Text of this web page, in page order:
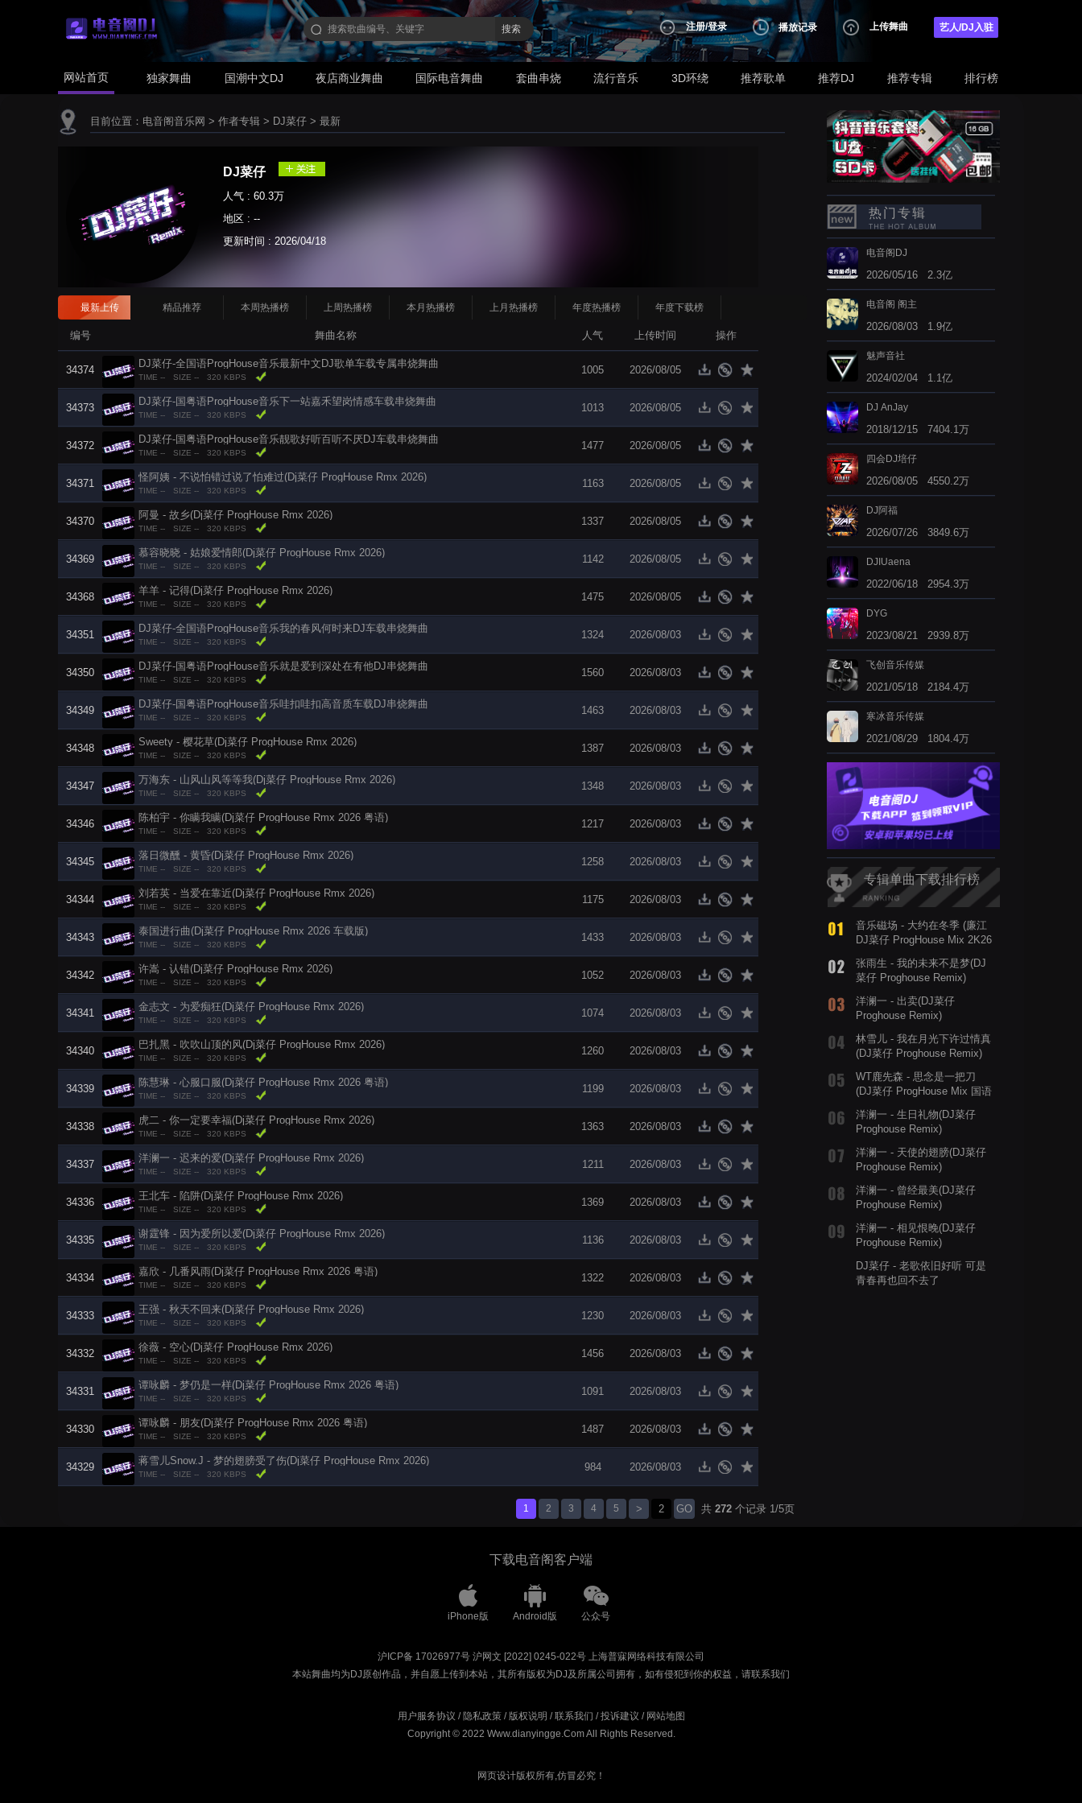
搜索 注册/登录 播放记录 上传舞曲 艺人/DJ入驻
网站首页 独家舞曲 国潮中文DJ 夜店商业舞曲 国际电音舞曲 套曲串烧 流行音乐 3D环绕 推荐歌单 推荐DJ 推荐专辑 排行榜
目前位置： 电音阁音乐网 > 作者专辑 > DJ菜仔 > 最新
DJ菜仔
人气 : 60.3万
地区 : --
更新时间 : 2026/04/18
最新上传 精品推荐 本周热播榜 上周热播榜 本月热播榜 上月热播榜 年度热播榜 年度下载榜
编号 舞曲名称 人气 上传时间 操作
34374
DJ菜仔-全国语ProgHouse音乐最新中文DJ歌单车载专属串烧舞曲
TIME -- SIZE -- 320 KBPS
1005 2026/08/05
34373
DJ菜仔-国粤语ProgHouse音乐下一站嘉禾望岗情感车载串烧舞曲
TIME -- SIZE -- 320 KBPS
1013 2026/08/05
34372
DJ菜仔-国粤语ProgHouse音乐靓歌好听百听不厌DJ车载串烧舞曲
TIME -- SIZE -- 320 KBPS
1477 2026/08/05
34371
怪阿姨 - 不说怕错过说了怕难过(Dj菜仔 ProgHouse Rmx 2026)
TIME -- SIZE -- 320 KBPS
1163 2026/08/05
34370
阿曼 - 故乡(Dj菜仔 ProgHouse Rmx 2026)
TIME -- SIZE -- 320 KBPS
1337 2026/08/05
34369
慕容晓晓 - 姑娘爱情郎(Dj菜仔 ProgHouse Rmx 2026)
TIME -- SIZE -- 320 KBPS
1142 2026/08/05
34368
羊羊 - 记得(Dj菜仔 ProgHouse Rmx 2026)
TIME -- SIZE -- 320 KBPS
1475 2026/08/05
34351
DJ菜仔-全国语ProgHouse音乐我的春风何时来DJ车载串烧舞曲
TIME -- SIZE -- 320 KBPS
1324 2026/08/03
34350
DJ菜仔-国粤语ProgHouse音乐就是爱到深处在有他DJ串烧舞曲
TIME -- SIZE -- 320 KBPS
1560 2026/08/03
34349
DJ菜仔-国粤语ProgHouse音乐哇扣哇扣高音质车载DJ串烧舞曲
TIME -- SIZE -- 320 KBPS
1463 2026/08/03
34348
Sweety - 樱花草(Dj菜仔 ProgHouse Rmx 2026)
TIME -- SIZE -- 320 KBPS
1387 2026/08/03
34347
万海东 - 山风山风等等我(Dj菜仔 ProgHouse Rmx 2026)
TIME -- SIZE -- 320 KBPS
1348 2026/08/03
34346
陈柏宇 - 你瞒我瞒(Dj菜仔 ProgHouse Rmx 2026 粤语)
TIME -- SIZE -- 320 KBPS
1217 2026/08/03
34345
落日微醺 - 黄昏(Dj菜仔 ProgHouse Rmx 2026)
TIME -- SIZE -- 320 KBPS
1258 2026/08/03
34344
刘若英 - 当爱在靠近(Dj菜仔 ProgHouse Rmx 2026)
TIME -- SIZE -- 320 KBPS
1175 2026/08/03
34343
泰国进行曲(Dj菜仔 ProgHouse Rmx 2026 车载版)
TIME -- SIZE -- 320 KBPS
1433 2026/08/03
34342
许嵩 - 认错(Dj菜仔 ProgHouse Rmx 2026)
TIME -- SIZE -- 320 KBPS
1052 2026/08/03
34341
金志文 - 为爱痴狂(Dj菜仔 ProgHouse Rmx 2026)
TIME -- SIZE -- 320 KBPS
1074 2026/08/03
34340
巴扎黑 - 吹吹山顶的风(Dj菜仔 ProgHouse Rmx 2026)
TIME -- SIZE -- 320 KBPS
1260 2026/08/03
34339
陈慧琳 - 心服口服(Dj菜仔 ProgHouse Rmx 2026 粤语)
TIME -- SIZE -- 320 KBPS
1199 2026/08/03
34338
虎二 - 你一定要幸福(Dj菜仔 ProgHouse Rmx 2026)
TIME -- SIZE -- 320 KBPS
1363 2026/08/03
34337
洋澜一 - 迟来的爱(Dj菜仔 ProgHouse Rmx 2026)
TIME -- SIZE -- 320 KBPS
1211 2026/08/03
34336
王北车 - 陷阱(Dj菜仔 ProgHouse Rmx 2026)
TIME -- SIZE -- 320 KBPS
1369 2026/08/03
34335
谢霆锋 - 因为爱所以爱(Dj菜仔 ProgHouse Rmx 2026)
TIME -- SIZE -- 320 KBPS
1136 2026/08/03
34334
嘉欣 - 几番风雨(Dj菜仔 ProgHouse Rmx 2026 粤语)
TIME -- SIZE -- 320 KBPS
1322 2026/08/03
34333
王强 - 秋天不回来(Dj菜仔 ProgHouse Rmx 2026)
TIME -- SIZE -- 320 KBPS
1230 2026/08/03
34332
徐薇 - 空心(Dj菜仔 ProgHouse Rmx 2026)
TIME -- SIZE -- 320 KBPS
1456 2026/08/03
34331
谭咏麟 - 梦仍是一样(Dj菜仔 ProgHouse Rmx 2026 粤语)
TIME -- SIZE -- 320 KBPS
1091 2026/08/03
34330
谭咏麟 - 朋友(Dj菜仔 ProgHouse Rmx 2026 粤语)
TIME -- SIZE -- 320 KBPS
1487 2026/08/03
34329
蒋雪儿Snow.J - 梦的翅膀受了伤(Dj菜仔 ProgHouse Rmx 2026)
TIME -- SIZE -- 320 KBPS
984 2026/08/03
1 2 3 4 5 > GO 共 272 个记录 1/5页
热门专辑
电音阁DJ
2026/05/16 2.3亿
电音阁 阁主
2026/08/03 1.9亿
魅声音社
2024/02/04 1.1亿
DJ AnJay
2018/12/15 7404.1万
四会DJ培仔
2026/08/05 4550.2万
DJ阿福
2026/07/26 3849.6万
DJIUaena
2022/06/18 2954.3万
DYG
2023/08/21 2939.8万
飞创音乐传媒
2021/05/18 2184.4万
寒冰音乐传媒
2021/08/29 1804.4万
专辑单曲下载排行榜
音乐磁场 - 大约在冬季 (廉江
DJ菜仔 ProgHouse Mix 2K26
张雨生 - 我的未来不是梦(DJ
菜仔 Proghouse Remix)
洋澜一 - 出卖(DJ菜仔
Proghouse Remix)
林雪儿 - 我在月光下许过情真
(DJ菜仔 Proghouse Remix)
WT鹿先森 - 思念是一把刀
(DJ菜仔 ProgHouse Mix 国语
洋澜一 - 生日礼物(DJ菜仔
Proghouse Remix)
洋澜一 - 天使的翅膀(DJ菜仔
Proghouse Remix)
洋澜一 - 曾经最美(DJ菜仔
Proghouse Remix)
洋澜一 - 相见恨晚(DJ菜仔
Proghouse Remix)
DJ菜仔 - 老歌依旧好听 可是
青春再也回不去了
下载电音阁客户端
iPhone版 Android版 公众号
沪ICP备 17026977号 沪网文 [2022] 0245-022号 上海普寐网络科技有限公司
本站舞曲均为DJ原创作品，并自愿上传到本站，其所有版权为DJ及所属公司拥有，如有侵犯到你的权益，请联系我们
用户服务协议 / 隐私政策/ 版权说明 /联系我们 /投诉建议 / 网站地图
Copyright © 2022 Www.dianyingge.Com All Rights Reserved.
网页设计版权所有,仿冒必究！